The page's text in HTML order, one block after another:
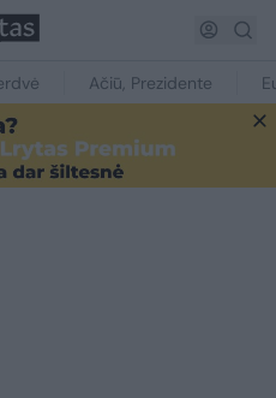
Ačiū, Prezidente